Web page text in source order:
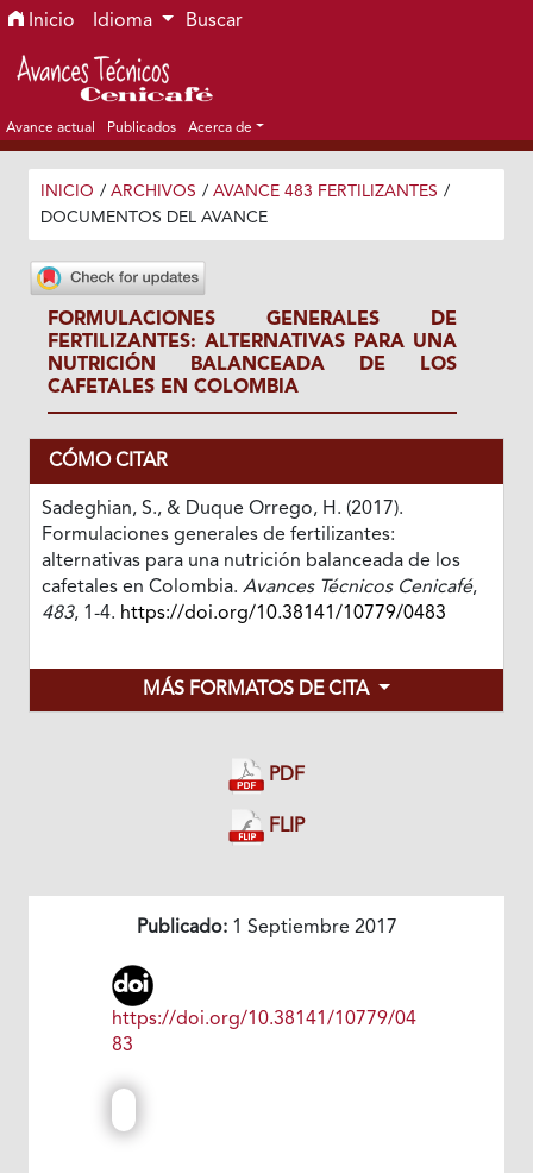
Ir al menú de navegación principal
Ir al contenido principal
Ir al pie de página del sitio
Inicio Idioma Buscar
Avance actual Publicados Acerca de
INICIO / ARCHIVOS / AVANCE 483 FERTILIZANTES /
DOCUMENTOS DEL AVANCE
FORMULACIONES GENERALES DE
FERTILIZANTES: ALTERNATIVAS PARA UNA
NUTRICIÓN BALANCEADA DE LOS
CAFETALES EN COLOMBIA
CÓMO CITAR
Sadeghian, S., & Duque Orrego, H. (2017).
Formulaciones generales de fertilizantes:
alternativas para una nutrición balanceada de los
cafetales en Colombia. Avances Técnicos Cenicafé,
483, 1-4. https://doi.org/10.38141/10779/0483
MÁS FORMATOS DE CITA
PDF
FLIP
Publicado:1 Septiembre 2017
https://doi.org/10.38141/10779/04
83